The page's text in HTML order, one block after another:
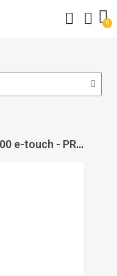
Douche temporisée DL 400 e-touch - PRESTO